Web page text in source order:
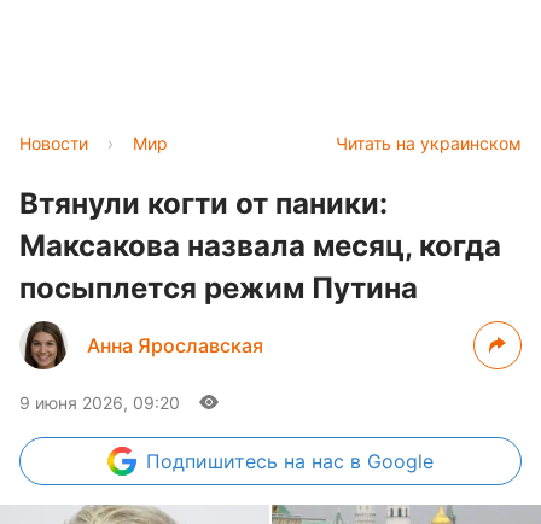
Читать на украинском
Новости › Мир
Втянули когти от паники:
Максакова назвала месяц, когда
посыплется режим Путина
Анна Ярославская
9 июня 2026, 09:20
Подпишитесь на нас в Google